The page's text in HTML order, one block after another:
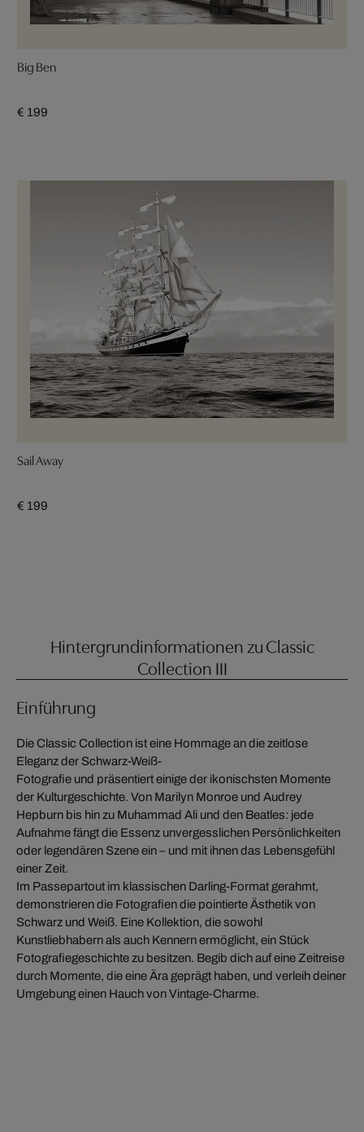
Big Ben
€ 199
Sail Away
€ 199
Hintergrundinformationen zu Classic
Collection III
Einführung
Die Classic Collection ist eine Hommage an die zeitlose
Eleganz der Schwarz-Weiß-
Fotografie und präsentiert einige der ikonischsten Momente
der Kulturgeschichte. Von Marilyn Monroe und Audrey
Hepburn bis hin zu Muhammad Ali und den Beatles: jede
Aufnahme fängt die Essenz unvergesslichen Persönlichkeiten
oder legendären Szene ein – und mit ihnen das Lebensgefühl
einer Zeit.
Im Passepartout im klassischen Darling-Format gerahmt,
demonstrieren die Fotografien die pointierte Ästhetik von
Schwarz und Weiß. Eine Kollektion, die sowohl
Kunstliebhabern als auch Kennern ermöglicht, ein Stück
Fotografiegeschichte zu besitzen. Begib dich auf eine Zeitreise
durch Momente, die eine Ära geprägt haben, und verleih deiner
Umgebung einen Hauch von Vintage-Charme.